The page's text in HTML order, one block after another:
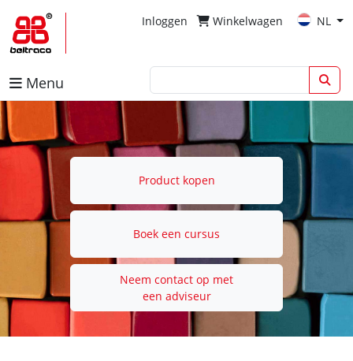
Inloggen Winkelwagen NL
Menu
Product kopen
Boek een cursus
Neem contact op met
een adviseur